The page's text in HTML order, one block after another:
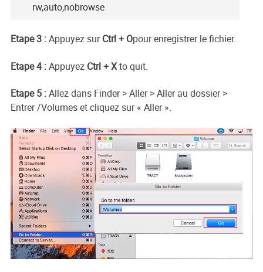
rw,auto,nobrowse
Etape 3 :Appuyez surCtrl + Opour enregistrer le fichier.
Etape 4 :Appuyez Ctrl + Xto quit.
Etape 5 :Allez dans Finder > Aller > Aller au dossier >
Entrer /Volumes et cliquez sur « Aller ».